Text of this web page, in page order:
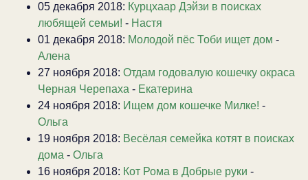
05 декабря 2018: Курцхаар Дэйзи в поисках
любящей семьи! - Настя
01 декабря 2018: Молодой пёс Тоби ищет дом -
Алена
27 ноября 2018: Отдам годовалую кошечку окраса
Черная Черепаха - Екатерина
24 ноября 2018: Ищем дом кошечке Милке! -
Ольга
19 ноября 2018: Весёлая семейка котят в поисках
дома - Ольга
16 ноября 2018: Кот Рома в Добрые руки -